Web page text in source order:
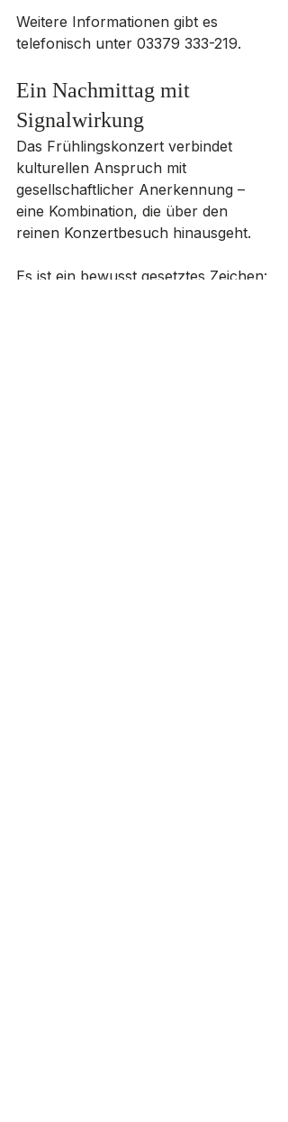
Weitere Informationen gibt es
telefonisch unter 03379 333-219.
Ein Nachmittag mit
Signalwirkung
Das Frühlingskonzert verbindet
kulturellen Anspruch mit
gesellschaftlicher Anerkennung –
eine Kombination, die über den
reinen Konzertbesuch hinausgeht.
Es ist ein bewusst gesetztes Zeichen: